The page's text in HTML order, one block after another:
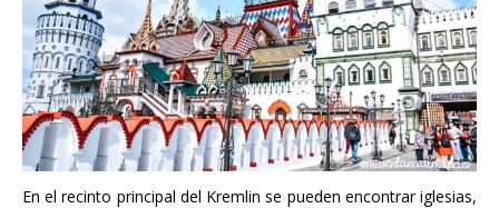
En el recinto principal del Kremlin se pueden encontrar iglesias,